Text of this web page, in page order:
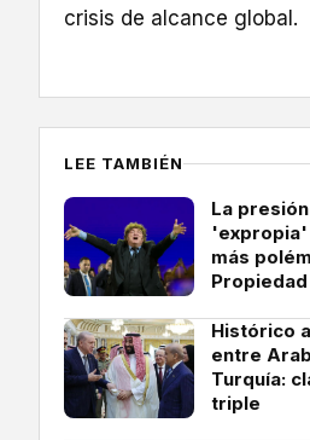
crisis de alcance global.
LEE TAMBIÉN
La
'expropia'
más
Histórico
entre
Turquía:
triple